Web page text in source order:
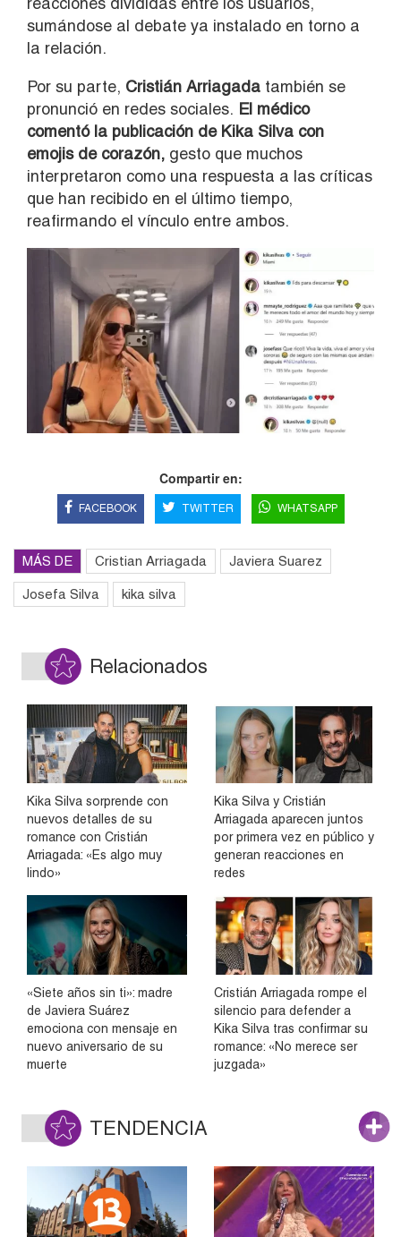
sumándose al debate ya instalado en torno a
la relación.
Por su parte, Cristián Arriagada también se
pronunció en redes sociales. El médico
comentó la publicación de Kika Silva con
emojis de corazón, gesto que muchos
interpretaron como una respuesta a las críticas
que han recibido en el último tiempo,
reafirmando el vínculo entre ambos.
Compartir en:
FACEBOOK TWITTER WHATSAPP
MÁS DE Cristian Arriagada Javiera Suarez
Josefa Silva kika silva
Relacionados
Kika Silva sorprende con
nuevos detalles de su
romance con Cristián
Arriagada: «Es algo muy
lindo»
Kika Silva y Cristián
Arriagada aparecen juntos
por primera vez en público y
generan reacciones en
redes
«Siete años sin ti»: madre
de Javiera Suárez
emociona con mensaje en
nuevo aniversario de su
muerte
Cristián Arriagada rompe el
silencio para defender a
Kika Silva tras confirmar su
romance: «No merece ser
juzgada»
TENDENCIA